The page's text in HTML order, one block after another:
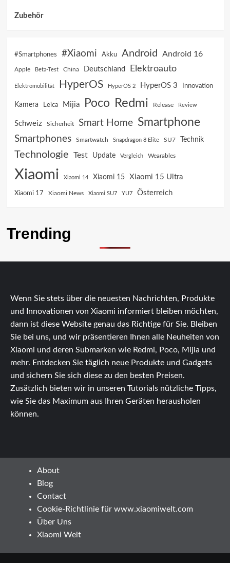
Zubehör
#Smartphones #Xiaomi Akku Android Android 16
Apple Beta-Test China Deutschland Elektroauto
Elektromobilität HyperOS HyperOS 2 HyperOS 3 Innovation
Kamera Leica Mijia Poco Redmi Release Review
Schweiz Sicherheit Smart Home Smartphone
Smartphones Smartwatch Snapdragon 8 Elite SU7 Technik
Technologie Test Update Vergleich Wearables
Xiaomi Xiaomi 14 Xiaomi 15 Xiaomi 15 Ultra
Xiaomi 17 Xiaomi News Xiaomi SU7 YU7 Österreich
Trending
Wenn Sie stets über die neuesten Nachrichten, Produkte
und Innovationen von Xiaomi informiert bleiben möchten,
dann ist diese Website genau das Richtige für Sie. Bleiben
Sie bei uns, und wir präsentieren Ihnen alle Neuheiten von
Xiaomi und deren Submarken wie Redmi, Poco, Mijia und
mehr. Entdecken Sie täglich neue Produkte und Gadgets
und sichern Sie sich diese zu den besten Preisen.
Zusätzlich bieten wir in unseren Tutorials nützliche Tipps,
wie Sie das Maximum aus Ihren Geräten herausholen
können.
About
Blog
Contact
Cookie-Richtlinie für www.xiaomiwelt.com
Über Uns
Xiaomi Welt